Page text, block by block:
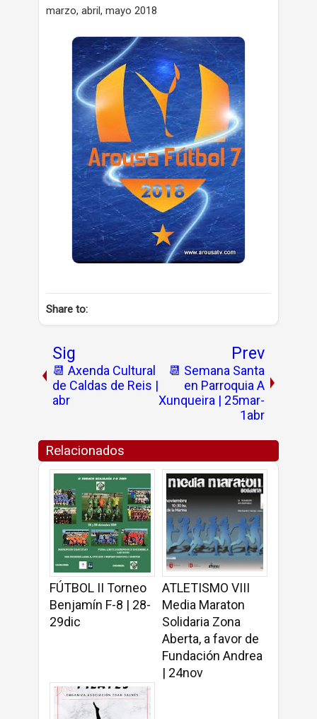
marzo, abril, mayo 2018
Share to:
Sig
📆 Axenda Cultural
de Caldas de Reis |
abr
Prev
📆 Semana Santa
en Parroquia A
Xunqueira | 25mar-
1abr
Relacionados
FÚTBOL II Torneo
Benjamín F-8 | 28-
29dic
ATLETISMO VIII
Media Maraton
Solidaria Zona
Aberta, a favor de
Fundación Andrea
| 24nov